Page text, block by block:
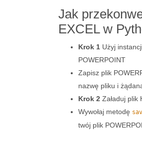
Jak
EXCEL w
Krok 1 Użyj
POWERPOINT
Zapisz plik
nazwę pliku i
Krok 2 Załaduj plik
Wywołaj metodę
twój plik